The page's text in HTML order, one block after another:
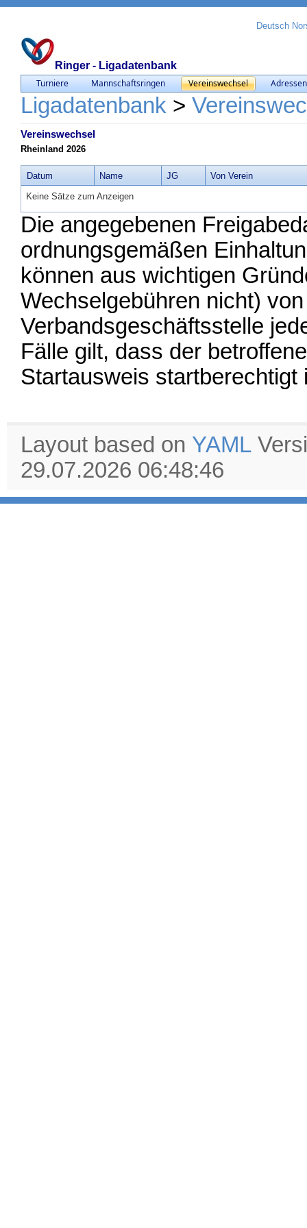
Ringer - Ligadatenbank
Deutsch
Turniere Mannschaftsringen Vereinswechsel Adressen
Ligadatenbank >
Vereinswechsel
Rheinland 2026
Datum Name JG
Von Verein
Keine Sätze zum Anzeigen
Die angegebenen
ordnungsgemäßen
können aus wichtigen
Wechselgebühren nicht)
Verbandsgeschäftsstelle
Fälle gilt, dass der
Startausweis startberechtigt
Layout based on YAML
29.07.2026 06:48:46